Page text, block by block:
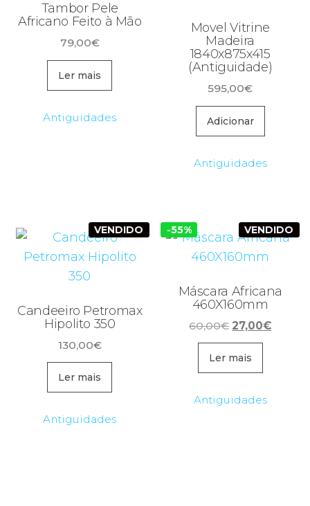
Tambor Pele
Africano Feito à Mão
79,00€
Ler mais
Antiguidades
Movel Vitrine
Madeira
1840x875x415
(Antiguidade)
595,00€
Adicionar
Antiguidades
VENDIDO
Candeeiro Petromax
Hipolito 350
130,00€
Ler mais
Antiguidades
-55% VENDIDO
Máscara Africana
460X160mm
60,00€ O
preço
original
era:
27,00€O
Ler mais
Antiguidades